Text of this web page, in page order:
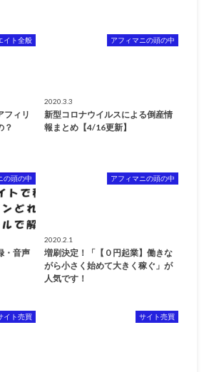
イト全般
フィリ
？
アフィマニの頭の中
2020.3.3
新型コロナウイルスによる倒産情
報まとめ【4/16更新】
の頭の中
・音声
アフィマニの頭の中
2020.2.1
増刷決定！「【０円起業】働きな
がら小さく始めて大きく稼ぐ」が
人気です！
イト売買 サイト売買